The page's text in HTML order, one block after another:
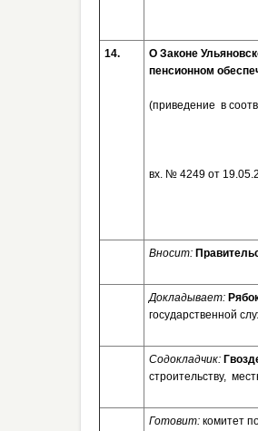
14.
О Законе
пенсионном
(приведение в
вх. №
Вносит:
Докладывает:
государственной
Содокладчик:
строительству,
Готовит: комитет